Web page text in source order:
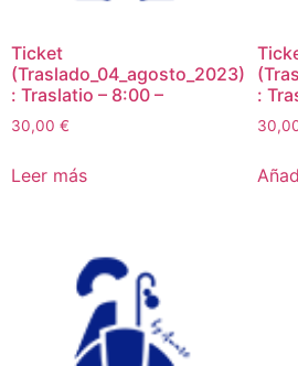
Ticket
(Traslado_04_agosto_2023)
: Traslatio – 8:00 –
30,00 €
Leer más
: